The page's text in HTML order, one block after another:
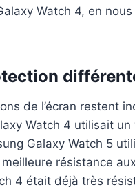
Watch 4, en
de l’écran restent
Watch 4 utilisait
Galaxy Watch 5
résistance
4 était déjà très